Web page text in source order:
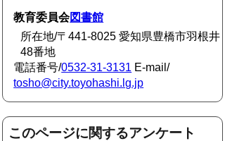
教育委員会図書館
所在地/〒441-8025 愛知県豊橋市羽根井
48番地
電話番号/0532-31-3131 E-mail/
tosho@city.toyohashi.lg.jp
このページに関するアンケート